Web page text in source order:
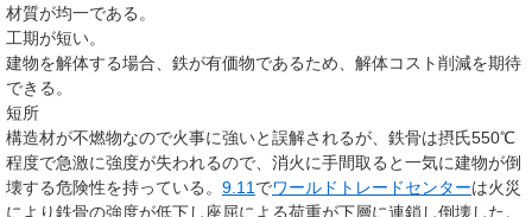
材質が均一である。
工期が短い。
建物を解体する場合、鉄が有価物であるため、解体コスト削減を期待
できる。
短所
構造材が不燃物なので火事に強いと誤解されるが、鉄骨は摂氏550℃
程度で急激に強度が失われるので、消火に手間取ると一気に建物が倒
壊する危険性を持っている。 9.11でワールドトレードセンターは火災
により鉄骨の強度が低下し座屈による荷重が下層に連鎖し倒壊した。